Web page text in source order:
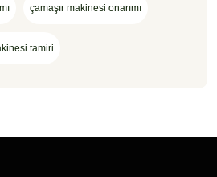
çamaşır makinesi onarımı
tamiri